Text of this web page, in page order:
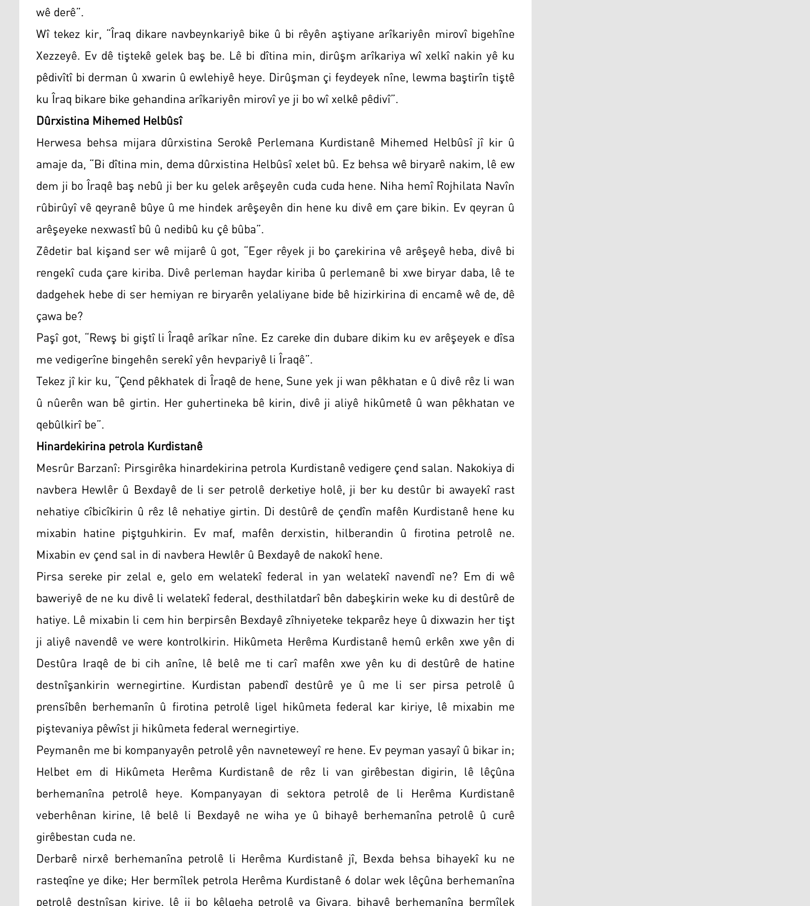
wê derê”.
Wî tekez kir, “Îraq dikare navbeynkariyê bike û bi rêyên aştiyane arîkariyên mirovî bigehîne
Xezzeyê. Ev dê tiştekê gelek baş be. Lê bi dîtina min, dirûşm arîkariya wî xelkî nakin yê ku
pêdivîtî bi derman û xwarin û ewlehiyê heye. Dirûşman çi feydeyek nîne, lewma baştirîn tiştê
ku Îraq bikare bike gehandina arîkariyên mirovî ye ji bo wî xelkê pêdivî”.
Dûrxistina Mihemed Helbûsî
Herwesa behsa mijara dûrxistina Serokê Perlemana Kurdistanê Mihemed Helbûsî jî kir û
amaje da, “Bi dîtina min, dema dûrxistina Helbûsî xelet bû. Ez behsa wê biryarê nakim, lê ew
dem ji bo Îraqê baş nebû ji ber ku gelek arêşeyên cuda cuda hene. Niha hemî Rojhilata Navîn
rûbirûyî vê qeyranê bûye û me hindek arêşeyên din hene ku divê em çare bikin. Ev qeyran û
arêşeyeke nexwastî bû û nedibû ku çê bûba”.
Zêdetir bal kişand ser wê mijarê û got, “Eger rêyek ji bo çarekirina vê arêşeyê heba, divê bi
rengekî cuda çare kiriba. Divê perleman haydar kiriba û perlemanê bi xwe biryar daba, lê te
dadgehek hebe di ser hemiyan re biryarên yelaliyane bide bê hizirkirina di encamê wê de, dê
çawa be?
Paşî got, “Rewş bi giştî li Îraqê arîkar nîne. Ez careke din dubare dikim ku ev arêşeyek e dîsa
me vedigerîne bingehên serekî yên hevpariyê li Îraqê”.
Tekez jî kir ku, “Çend pêkhatek di Îraqê de hene, Sune yek ji wan pêkhatan e û divê rêz li wan
û nûerên wan bê girtin. Her guhertineka bê kirin, divê ji aliyê hikûmetê û wan pêkhatan ve
qebûlkirî be”.
Hinardekirina petrola Kurdistanê
Mesrûr Barzanî: Pirsgirêka hinardekirina petrola Kurdistanê vedigere çend salan. Nakokiya di
navbera Hewlêr û Bexdayê de li ser petrolê derketiye holê, ji ber ku destûr bi awayekî rast
nehatiye cîbicîkirin û rêz lê nehatiye girtin. Di destûrê de çendîn mafên Kurdistanê hene ku
mixabin hatine piştguhkirin. Ev maf, mafên derxistin, hilberandin û firotina petrolê ne.
Mixabin ev çend sal in di navbera Hewlêr û Bexdayê de nakokî hene.
Pirsa sereke pir zelal e, gelo em welatekî federal in yan welatekî navendî ne? Em di wê
baweriyê de ne ku divê li welatekî federal, desthilatdarî bên dabeşkirin weke ku di destûrê de
hatiye. Lê mixabin li cem hin berpirsên Bexdayê zîhniyeteke tekparêz heye û dixwazin her tişt
ji aliyê navendê ve were kontrolkirin. Hikûmeta Herêma Kurdistanê hemû erkên xwe yên di
Destûra Iraqê de bi cih anîne, lê belê me ti carî mafên xwe yên ku di destûrê de hatine
destnîşankirin wernegirtine. Kurdistan pabendî destûrê ye û me li ser pirsa petrolê û
prensîbên berhemanîn û firotina petrolê ligel hikûmeta federal kar kiriye, lê mixabin me
piştevaniya pêwîst ji hikûmeta federal wernegirtiye.
Peymanên me bi kompanyayên petrolê yên navneteweyî re hene. Ev peyman yasayî û bikar in;
Helbet em di Hikûmeta Herêma Kurdistanê de rêz li van girêbestan digirin, lê lêçûna
berhemanîna petrolê heye. Kompanyayan di sektora petrolê de li Herêma Kurdistanê
veberhênan kirine, lê belê li Bexdayê ne wiha ye û bihayê berhemanîna petrolê û curê
girêbestan cuda ne.
Derbarê nirxê berhemanîna petrolê li Herêma Kurdistanê jî, Bexda behsa bihayekî ku ne
rasteqîne ye dike; Her bermîlek petrola Herêma Kurdistanê 6 dolar wek lêçûna berhemanîna